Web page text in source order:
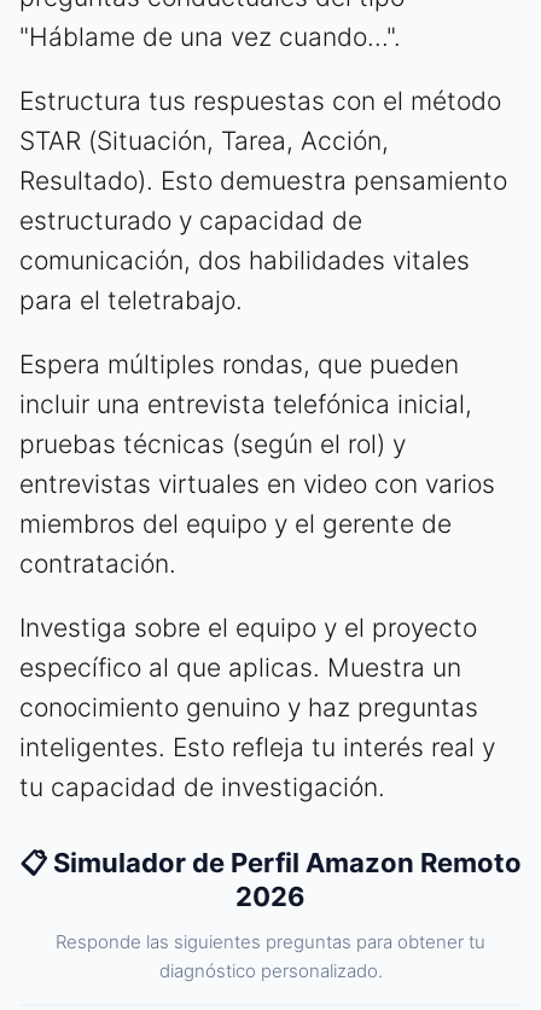
"Háblame de una vez cuando...".
Estructura tus respuestas con el método
STAR (Situación, Tarea, Acción,
Resultado). Esto demuestra pensamiento
estructurado y capacidad de
comunicación, dos habilidades vitales
para el teletrabajo.
Espera múltiples rondas, que pueden
incluir una entrevista telefónica inicial,
pruebas técnicas (según el rol) y
entrevistas virtuales en video con varios
miembros del equipo y el gerente de
contratación.
Investiga sobre el equipo y el proyecto
específico al que aplicas. Muestra un
conocimiento genuino y haz preguntas
inteligentes. Esto refleja tu interés real y
tu capacidad de investigación.
📋 Simulador de Perfil Amazon Remoto
2026
Responde las siguientes preguntas para obtener tu
diagnóstico personalizado.